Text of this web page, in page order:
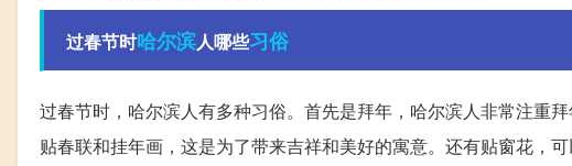
过春节时哈尔滨人哪些习俗
过春节时，哈尔滨人有多种习俗。首先是拜年，哈尔滨人非常注重
贴春联和挂年画，这是为了带来吉祥和美好的寓意。还有贴窗花，